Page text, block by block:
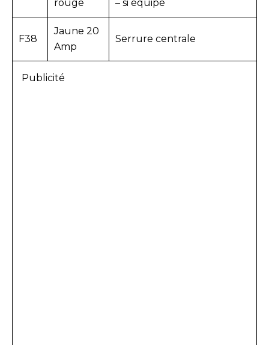
rouge – si équipé
F38
Jaune 20
Amp
Serrure centrale
Publicité